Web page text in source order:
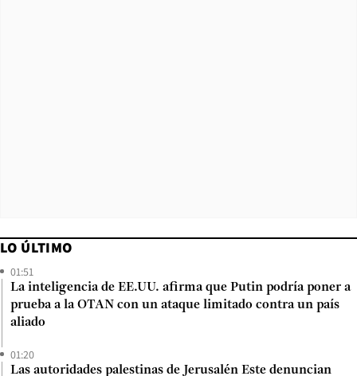
LO ÚLTIMO
01:51
La inteligencia de EE.UU. afirma que Putin podría poner a
prueba a la OTAN con un ataque limitado contra un país
aliado
01:20
Las autoridades palestinas de Jerusalén Este denuncian